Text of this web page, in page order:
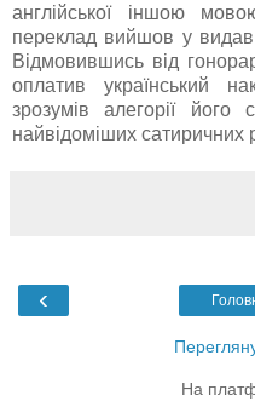
англійської іншою
переклад вийшов у
Відмовившись від
оплатив український
зрозумів алегорії
найвідоміших сатиричних
‹
На